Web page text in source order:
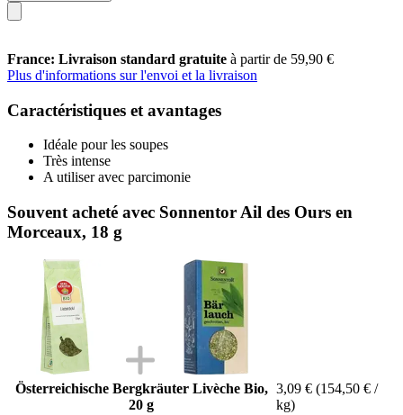
France: Livraison standard gratuite à partir de 59,90 €
Plus d'informations sur l'envoi et la livraison
Caractéristiques et avantages
Idéale pour les soupes
Très intense
A utiliser avec parcimonie
Souvent acheté avec Sonnentor Ail des Ours en
Morceaux, 18 g
Österreichische Bergkräuter Livèche Bio,
20 g
3,09 € (154,50 € /
kg)